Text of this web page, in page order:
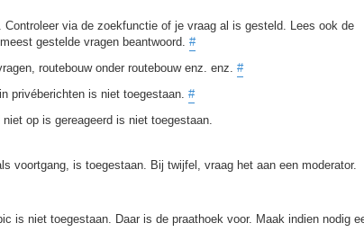
via de zoekfunctie of je vraag al is gesteld. Lees ook de
gestelde vragen beantwoord. #
routebouw onder routebouw enz. enz. #
privéberichten is niet toegestaan. #
op is gereageerd is niet toegestaan.
voortgang, is toegestaan. Bij twijfel, vraag het aan een moderator.
is niet toegestaan. Daar is de praathoek voor. Maak indien nodig